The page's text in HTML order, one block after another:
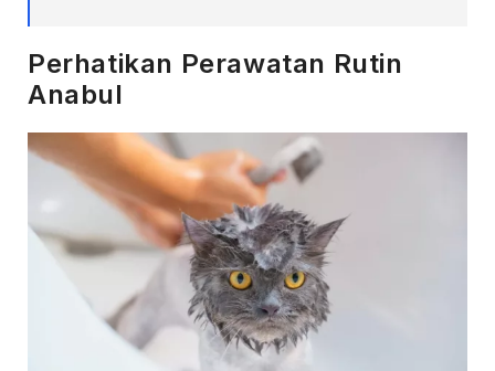
Perhatikan Perawatan Rutin
Anabul